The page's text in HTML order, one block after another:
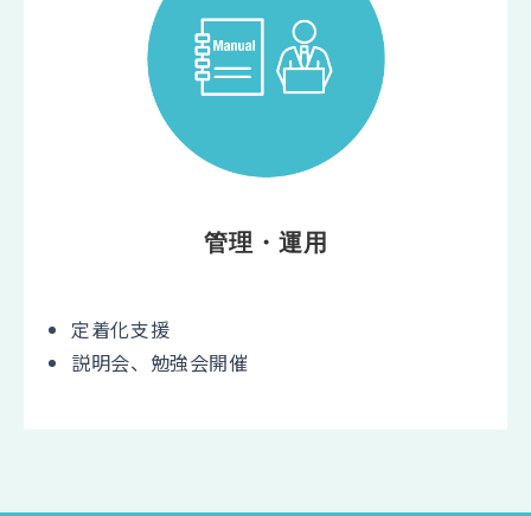
管理・運用
定着化支援
説明会、勉強会開催